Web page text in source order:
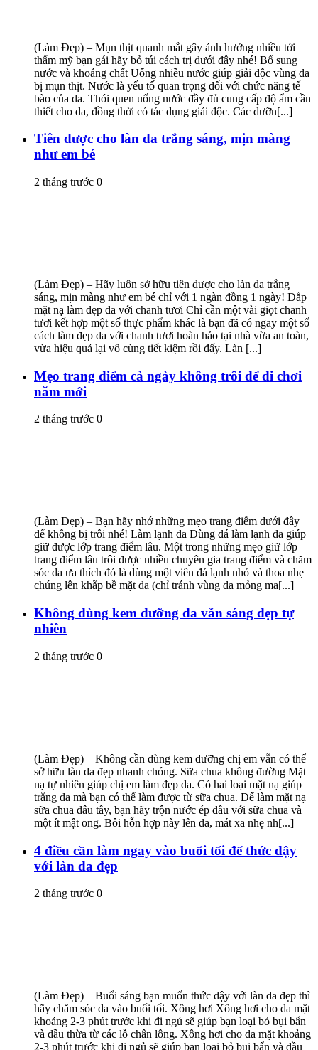
(Làm Đẹp) – Mụn thịt quanh mắt gây ảnh hưởng nhiều tới
thẩm mỹ bạn gái hãy bỏ túi cách trị dưới đây nhé! Bổ sung
nước và khoáng chất Uống nhiều nước giúp giải độc vùng da
bị mụn thịt. Nước là yếu tố quan trọng đối với chức năng tế
bào của da. Thói quen uống nước đầy đủ cung cấp độ ẩm cần
thiết cho da, đồng thời có tác dụng giải độc. Các dưỡn[...]
Tiên dược cho làn da trắng sáng, mịn màng
như em bé
2 tháng trước 0
(Làm Đẹp) – Hãy luôn sở hữu tiên dược cho làn da trắng
sáng, mịn màng như em bé chỉ với 1 ngàn đồng 1 ngày! Đắp
mặt nạ làm đẹp da với chanh tươi Chỉ cần một vài giọt chanh
tươi kết hợp một số thực phẩm khác là bạn đã có ngay một số
cách làm đẹp da với chanh tươi hoàn hảo tại nhà vừa an toàn,
vừa hiệu quả lại vô cùng tiết kiệm rồi đấy. Làn [...]
Mẹo trang điểm cả ngày không trôi để đi chơi
năm mới
2 tháng trước 0
(Làm Đẹp) – Bạn hãy nhớ những mẹo trang điểm dưới đây
để không bị trôi nhé! Làm lạnh da Dùng đá làm lạnh da giúp
giữ được lớp trang điểm lâu. Một trong những mẹo giữ lớp
trang điểm lâu trôi được nhiều chuyên gia trang điểm và chăm
sóc da ưa thích đó là dùng một viên đá lạnh nhỏ và thoa nhẹ
chúng lên khắp bề mặt da (chỉ tránh vùng da mỏng ma[...]
Không dùng kem dưỡng da vẫn sáng đẹp tự
nhiên
2 tháng trước 0
(Làm Đẹp) – Không cần dùng kem dưỡng chị em vẫn có thể
sở hữu làn da đẹp nhanh chóng. Sữa chua không đường Mặt
nạ tự nhiên giúp chị em làm đẹp da. Có hai loại mặt nạ giúp
trắng da mà bạn có thể làm được từ sữa chua. Để làm mặt nạ
sữa chua dâu tây, bạn hãy trộn nước ép dâu với sữa chua và
một ít mật ong. Bôi hỗn hợp này lên da, mát xa nhẹ nh[...]
4 điều cần làm ngay vào buổi tối để thức dậy
với làn da đẹp
2 tháng trước 0
(Làm Đẹp) – Buổi sáng bạn muốn thức dậy với làn da đẹp thì
hãy chăm sóc da vào buổi tối. Xông hơi Xông hơi cho da mặt
khoảng 2-3 phút trước khi đi ngủ sẽ giúp bạn loại bỏ bụi bẩn
và dầu thừa từ các lỗ chân lông. Xông hơi cho da mặt khoảng
2-3 phút trước khi đi ngủ sẽ giúp bạn loại bỏ bụi bẩn và dầu